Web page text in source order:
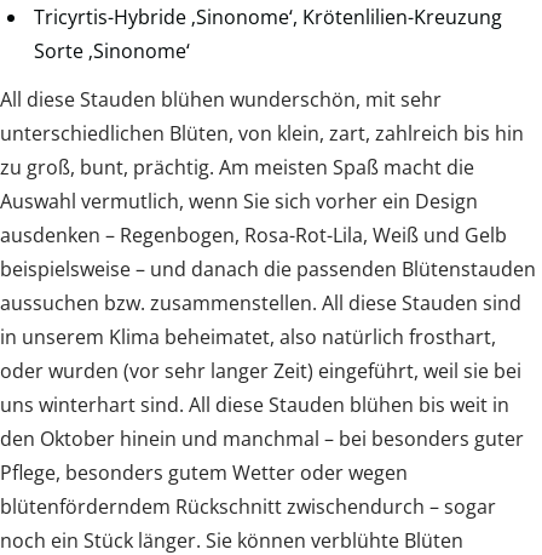
Tricyrtis-Hybride ‚Sinonome‘, Krötenlilien-Kreuzung
Sorte ‚Sinonome‘
All diese Stauden blühen wunderschön, mit sehr
unterschiedlichen Blüten, von klein, zart, zahlreich bis hin
zu groß, bunt, prächtig. Am meisten Spaß macht die
Auswahl vermutlich, wenn Sie sich vorher ein Design
ausdenken – Regenbogen, Rosa-Rot-Lila, Weiß und Gelb
beispielsweise – und danach die passenden Blütenstauden
aussuchen bzw. zusammenstellen. All diese Stauden sind
in unserem Klima beheimatet, also natürlich frosthart,
oder wurden (vor sehr langer Zeit) eingeführt, weil sie bei
uns winterhart sind. All diese Stauden blühen bis weit in
den Oktober hinein und manchmal – bei besonders guter
Pflege, besonders gutem Wetter oder wegen
blütenförderndem Rückschnitt zwischendurch – sogar
noch ein Stück länger. Sie können verblühte Blüten